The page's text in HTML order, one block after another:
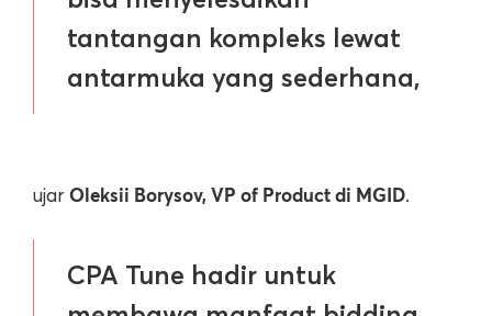
tantangan kompleks lewat
antarmuka yang sederhana,
ujarOleksii Borysov, VP of Product di MGID.
CPA Tune hadir untuk